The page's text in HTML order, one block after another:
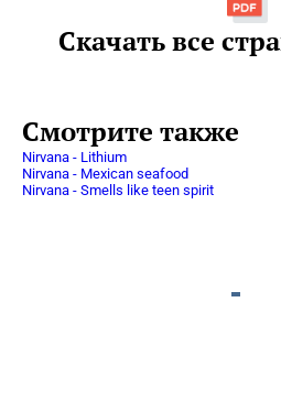
Скачать все
Смотрите также
Nirvana - Lithium
Nirvana - Mexican seafood
Nirvana - Smells like teen spirit